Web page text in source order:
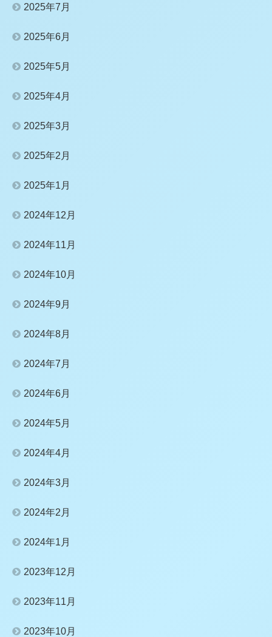
2025年7月
2025年6月
2025年5月
2025年4月
2025年3月
2025年2月
2025年1月
2024年12月
2024年11月
2024年10月
2024年9月
2024年8月
2024年7月
2024年6月
2024年5月
2024年4月
2024年3月
2024年2月
2024年1月
2023年12月
2023年11月
2023年10月